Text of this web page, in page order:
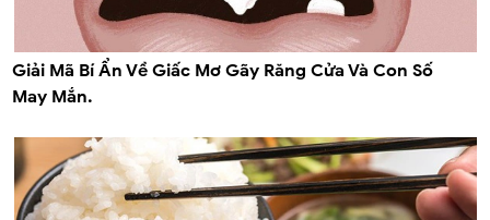
Giải Mã Bí Ẩn Về Giấc Mơ Gãy Răng Cửa Và Con Số
May Mắn.